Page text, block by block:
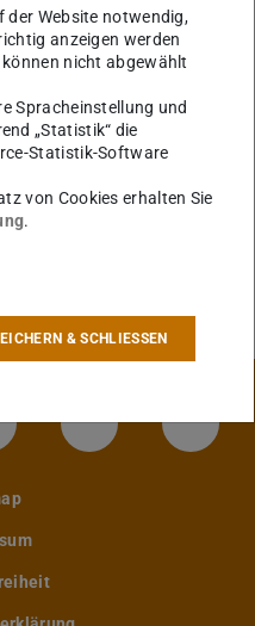
Darmstadt
Kanal der TU
Bluesky-Kanal der TU
Facebook-
der Website notwendig,
anzeigen werden
können nicht abgewählt
Spracheinstellung und
„Statistik“ die
Statistik-Software
von Cookies erhalten Sie
.
& SCHLIESSEN